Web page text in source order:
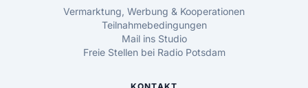
Vermarktung, Werbung & Kooperationen
Teilnahmebedingungen
Mail ins Studio
Freie Stellen bei Radio Potsdam